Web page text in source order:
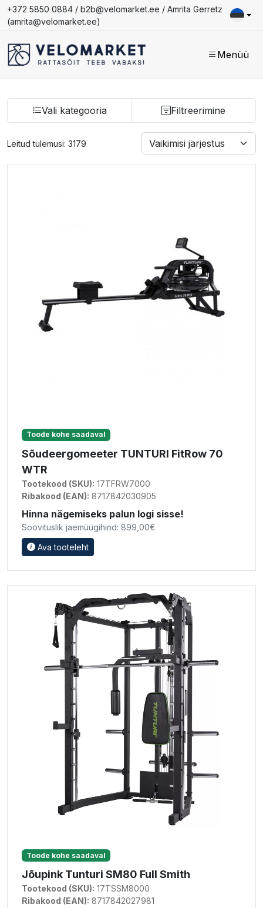
+372 5850 0884 / b2b@velomarket.ee / Amrita Gerretz
(amrita@velomarket.ee)
Menüü
Vali kategooria Filtreerimine
Leitud tulemusi: 3179
Toode kohe saadaval
Sõudeergomeeter TUNTURI FitRow 70
WTR
Tootekood (SKU): 17TFRW7000
Ribakood (EAN): 8717842030905
Hinna nägemiseks palun logi sisse!
Soovituslik jaemüügihind: 899,00€
Ava tooteleht
Toode kohe saadaval
Jõupink Tunturi SM80 Full Smith
Tootekood (SKU): 17TSSM8000
Ribakood (EAN): 8717842027981